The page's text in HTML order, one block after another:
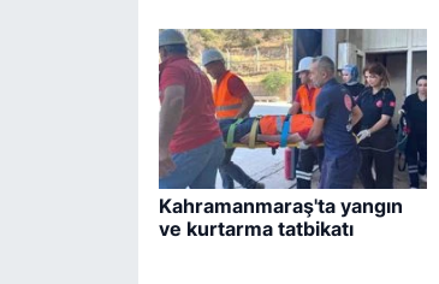
Kahramanmaraş'ta yangın
ve kurtarma tatbikatı